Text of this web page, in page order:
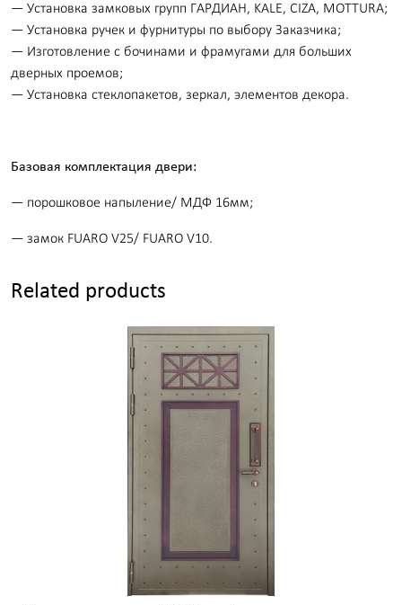
— Установка замковых групп ГАРДИАН, KALE, CIZA, MOTTURA;
— Установка ручек и фурнитуры по выбору Заказчика;
— Изготовление с бочинами и фрамугами для больших
дверных проемов;
— Установка стеклопакетов, зеркал, элементов декора.
Базовая комплектация двери:
— порошковое напыление/ МДФ 16мм;
— замок FUARO V25/ FUARO V10.
Related products